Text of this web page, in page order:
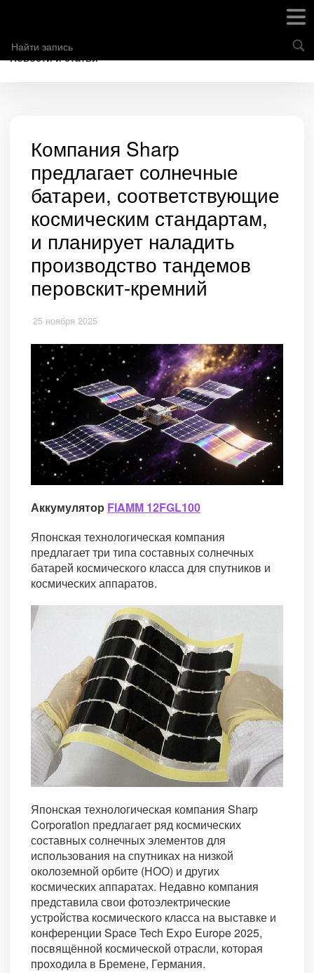
Новости и статьи
Компания Sharp
предлагает солнечные
батареи, соответствующие
космическим стандартам,
и планирует наладить
производство тандемов
перовскит-кремний
25 ноября 2025
Аккумулятор FIAMM 12FGL100
Японская технологическая компания
предлагает три типа составных солнечных
батарей космического класса для спутников и
космических аппаратов.
Японская технологическая компания Sharp
Corporation предлагает ряд космических
составных солнечных элементов для
использования на спутниках на низкой
околоземной орбите (НОО) и других
космических аппаратах. Недавно компания
представила свои фотоэлектрические
устройства космического класса на выставке и
конференции Space Tech Expo Europe 2025,
посвящённой космической отрасли, которая
проходила в Бремене, Германия.